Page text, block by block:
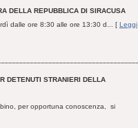
DELLA REPUBBLICA DI SIRACUSA
dalle ore 8:30 alle ore 13:30 d... [ Leggi
DETENUTI STRANIERI DELLA
per opportuna conoscenza, si